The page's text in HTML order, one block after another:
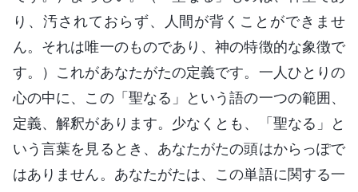
り、汚されておらず、人間が背くことができませ
ん。それは唯一のものであり、神の特徴的な象徴で
す。）これがあなたがたの定義です。一人ひとりの
心の中に、この「聖なる」という語の一つの範囲、
定義、解釈があります。少なくとも、「聖なる」と
いう言葉を見るとき、あなたがたの頭はからっぽで
はありません。あなたがたは、この単語に関する一